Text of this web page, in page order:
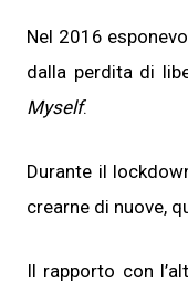
Nel 2016
dalla perdita di
Myself.
Durante il
crearne di nuove,
Il rapporto con